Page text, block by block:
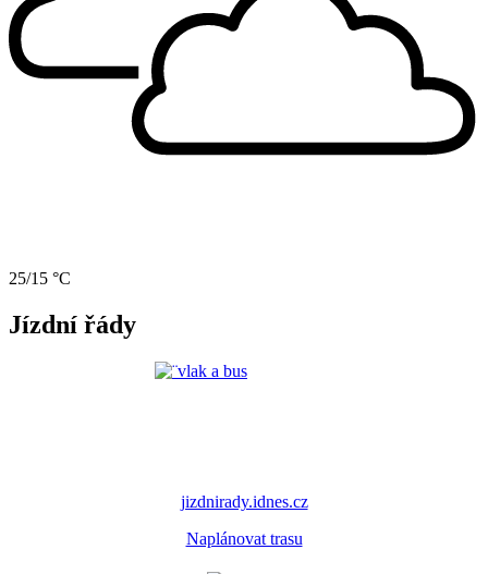
25/15 °C
Jízdní řády
jizdnirady.idnes.cz
Naplánovat trasu